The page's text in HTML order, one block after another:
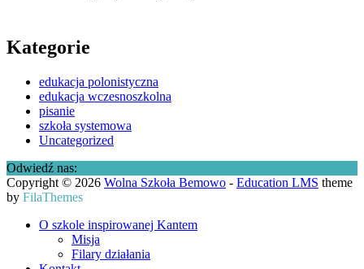
Kategorie
edukacja polonistyczna
edukacja wczesnoszkolna
pisanie
szkoła systemowa
Uncategorized
Odwiedź nas:
Copyright © 2026 Wolna Szkoła Bemowo - Education LMS theme
by FilaThemes
O szkole inspirowanej Kantem
Misja
Filary działania